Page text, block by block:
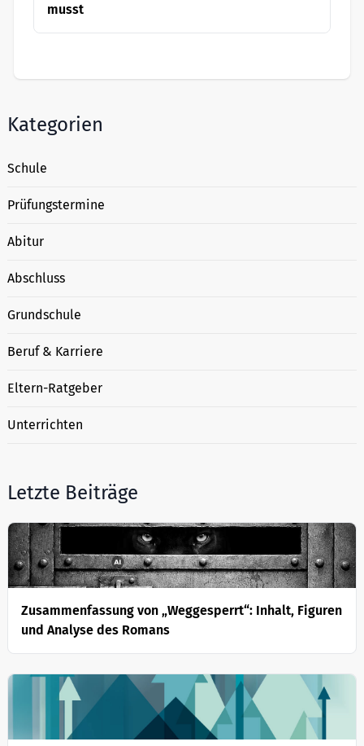
Kategorien
Schule
Prüfungstermine
Abitur
Abschluss
Grundschule
Beruf & Karriere
Eltern-Ratgeber
Unterrichten
Letzte Beiträge
Zusammenfassung von „Weggesperrt“: Inhalt, Figuren
und Analyse des Romans
musst